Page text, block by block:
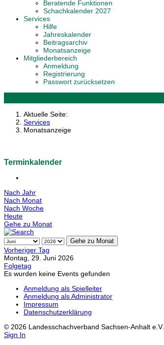
Beratende Funktionen
Schachkalender 2027
Services
Hilfe
Jahreskalender
Beitragsarchiv
Monatsanzeige
Mitgliederbereich
Anmeldung
Registrierung
Passwort zurücksetzen
Aktuelle Seite:
Services
Monatsanzeige
Terminkalender
Nach Jahr
Nach Monat
Nach Woche
Heute
Gehe zu Monat
Gehe zu Monat
Vorheriger Tag
Montag, 29. Juni 2026
Folgetag
Es wurden keine Events gefunden
Anmeldung als Spielleiter
Anmeldung als Administrator
Impressum
Datenschutzerklärung
© 2026 Landesschachverband Sachsen-Anhalt e.V.
Sign In